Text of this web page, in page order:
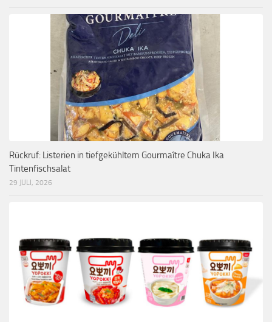
Rückruf: Listerien in tiefgekühltem Gourmaître Chuka Ika
Tintenfischsalat
29 JULI, 2026